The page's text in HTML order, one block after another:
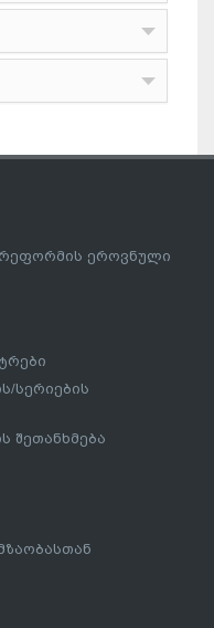
რეფორმის ეროვნული
სერიების
შეთანხმება